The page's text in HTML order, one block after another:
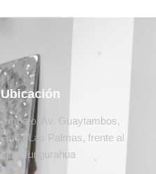
Ubicación
Ambato, Av. Guaytambos,
Ficoa Las Palmas, frente al
club Tungurahua